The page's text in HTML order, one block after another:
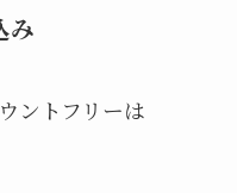
み
ントフリーは